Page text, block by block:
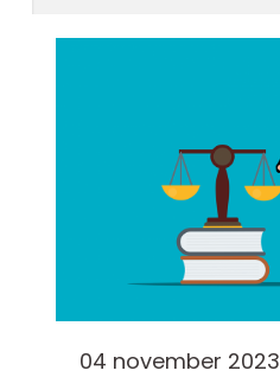
04 november 2023